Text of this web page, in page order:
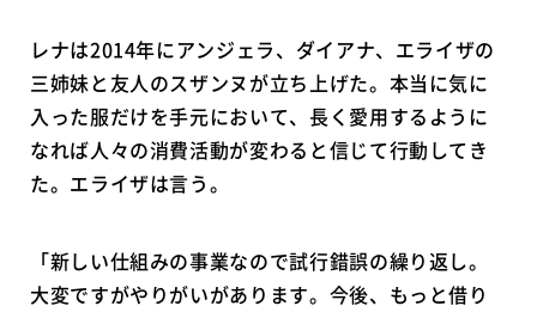
レナは2014年にアンジェラ、ダイアナ、エライザの
三姉妹と友人のスザンヌが立ち上げた。本当に気に
入った服だけを手元において、長く愛用するように
なれば人々の消費活動が変わると信じて行動してき
た。エライザは言う。
「新しい仕組みの事業なので試行錯誤の繰り返し。
大変ですがやりがいがあります。今後、もっと借り